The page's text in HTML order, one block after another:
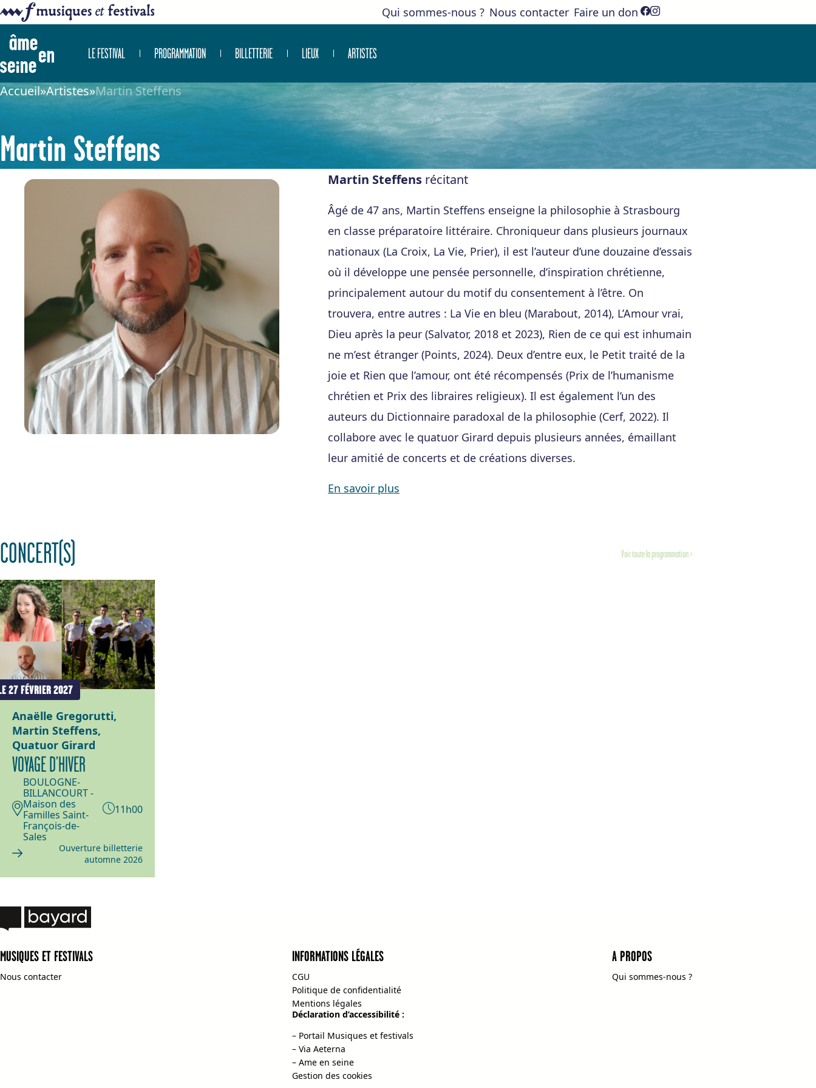
[wpml_language_selector_widget]
Qui sommes-nous ? Nous contacter Faire un don
LE FESTIVAL PROGRAMMATION BILLETTERIE LIEUX ARTISTES
Accueil»Artistes»Martin Steffens
Martin Steffens
Martin Steffens récitant
Âgé de 47 ans, Martin Steffens enseigne la philosophie à Strasbourg
en classe préparatoire littéraire. Chroniqueur dans plusieurs journaux
nationaux (La Croix, La Vie, Prier), il est l’auteur d’une douzaine d’essais
où il développe une pensée personnelle, d’inspiration chrétienne,
principalement autour du motif du consentement à l’être. On
trouvera, entre autres : La Vie en bleu (Marabout, 2014), L’Amour vrai,
Dieu après la peur (Salvator, 2018 et 2023), Rien de ce qui est inhumain
ne m’est étranger (Points, 2024). Deux d’entre eux, le Petit traité de la
joie et Rien que l’amour, ont été récompensés (Prix de l’humanisme
chrétien et Prix des libraires religieux). Il est également l’un des
auteurs du Dictionnaire paradoxal de la philosophie (Cerf, 2022). Il
collabore avec le quatuor Girard depuis plusieurs années, émaillant
leur amitié de concerts et de créations diverses.
En savoir plus
CONCERT(S) Voir toute la programmation >
27 FÉVRIER 2027
Anaëlle Gregorutti,
Martin Steffens,
Quatuor Girard
VOYAGE D’HIVER
BOULOGNE-
BILLANCOURT -
Maison des
Familles Saint-
François-de-
Sales
11h00
Ouverture billetterie
automne 2026
MUSIQUES ET FESTIVALS
Nous contacter
INFORMATIONS LÉGALES
CGU
Politique de confidentialité
Mentions légales
Déclaration d’accessibilité :
– Portail Musiques et festivals
– Via Aeterna
– Ame en seine
Gestion des cookies
A PROPOS
Qui sommes-nous ?